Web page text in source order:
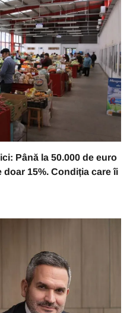
Până la 50.000 de euro
15%. Condiția care îi